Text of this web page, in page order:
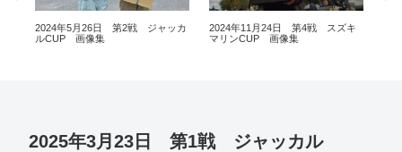
2024年5月26日 第2戦 ジャッカ
ルCUP 画像集
2024年11月24日 第4戦 スズキ
マリンCUP 画像集
2025年3月23日 第1戦 ジャッカル